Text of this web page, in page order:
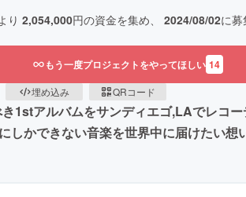
り 2,054,000円の資金を集め、 2024/08/02に
もう一度プロジェクトをやってほしい 14
埋め込み QRコード
1stアルバムをサンディエゴ,LAでレコ
かできない音楽を世界中に届けたい想